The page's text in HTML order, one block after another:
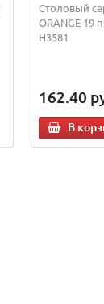
Столовый
ORANGE 19
H3581
162.40
В